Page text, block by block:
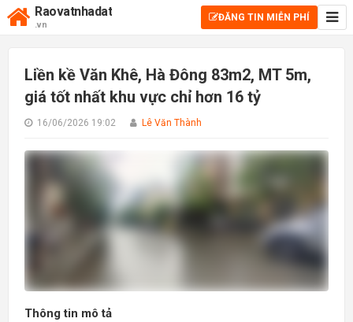
Raovatnhadat
.vn
ĐĂNG TIN MIỄN PHÍ
Liền kề Văn Khê, Hà Đông 83m2, MT 5m,
giá tốt nhất khu vực chỉ hơn 16 tỷ
16/06/2026 19:02 Lê Văn Thành
Thông tin mô tả